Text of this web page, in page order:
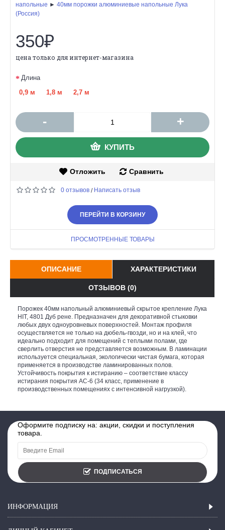
напольные ► 40мм порожки алюминиевые напольные Лука
(Россия)
350₽
цена только для интернет-магазина
Длина
0,9 м
1,8 м 2,7 м
- +
КУПИТЬ
Отложить Сравнить
0 отзывов / Написать отзыв
ПЕРЕЙТИ В КОРЗИНУ
ПРОСМОТРЕННЫЕ ТОВАРЫ
ОПИСАНИЕ ХАРАКТЕРИСТИКИ
ОТЗЫВОВ (0)
Порожек 40мм напольный алюминиевый скрытое крепление Лука
HIT, 4801 Дуб рене. Предназначен для декоративной стыковки
любых двух одноуровневых поверхностей. Монтаж профиля
осуществляется не только на дюбель-гвозди, но и на клей, что
идеально подходит для помещений с теплыми полами, где
сверлить отверстия не представляется возможным. В ламинации
используется специальная, экологически чистая бумага, которая
применяется в производстве ламинированных полов.
Устойчивость покрытия к истиранию – соответствие классу
истирания покрытия АС-6 (34 класс, применение в
производственных помещениях с интенсивной нагрузкой).
Оформите подписку на: акции, скидки и поступления
товара.
ПОДПИСАТЬСЯ
ИНФОРМАЦИЯ